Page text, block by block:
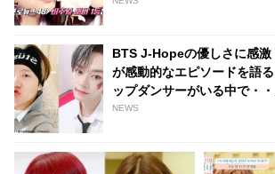
BTS J-Hopeの優しさに感
が感動的なエピソードを語
ップダンサーがいる中で・・
NEWS